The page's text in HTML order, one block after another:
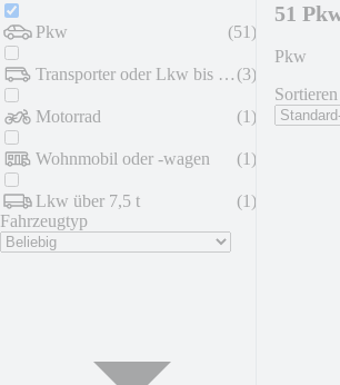
Pkw (51)
Transporter oder Lkw bis 7,5 t (3)
Motorrad (1)
Wohnmobil oder -wagen (1)
Lkw über 7,5 t (1)
Fahrzeugtyp
51
Pkw